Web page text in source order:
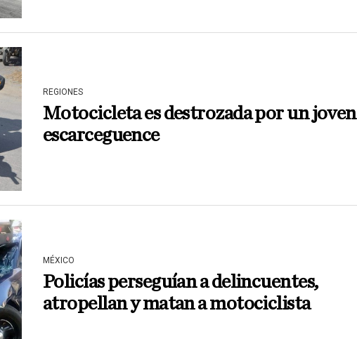
REGIONES
Motocicleta es destrozada por un joven
escarceguence
MÉXICO
Policías perseguían a delincuentes,
atropellan y matan a motociclista